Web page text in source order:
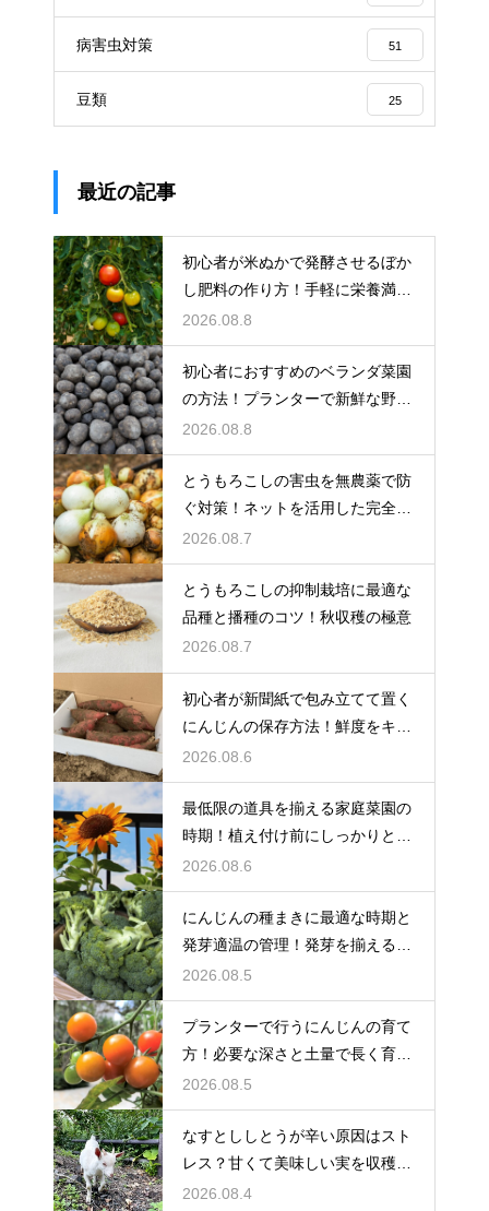
病害虫対策 51
豆類 25
最近の記事
初心者が米ぬかで発酵させるぼか
し肥料の作り方！手軽に栄養満点
の肥料を
2026.08.8
初心者におすすめのベランダ菜園
の方法！プランターで新鮮な野菜
を大収穫
2026.08.8
とうもろこしの害虫を無農薬で防
ぐ対策！ネットを活用した完全防
御
2026.08.7
とうもろこしの抑制栽培に最適な
品種と播種のコツ！秋収穫の極意
2026.08.7
初心者が新聞紙で包み立てて置く
にんじんの保存方法！鮮度をキー
プする
2026.08.6
最低限の道具を揃える家庭菜園の
時期！植え付け前にしっかりと準
備をする
2026.08.6
にんじんの種まきに最適な時期と
発芽適温の管理！発芽を揃えるコ
ツ
2026.08.5
プランターで行うにんじんの育て
方！必要な深さと土量で長く育て
る
2026.08.5
なすとししとうが辛い原因はスト
レス？甘くて美味しい実を収穫す
る
2026.08.4